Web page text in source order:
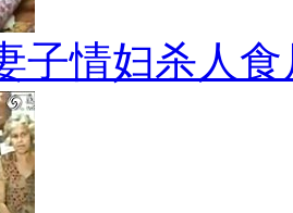
子情妇杀人食